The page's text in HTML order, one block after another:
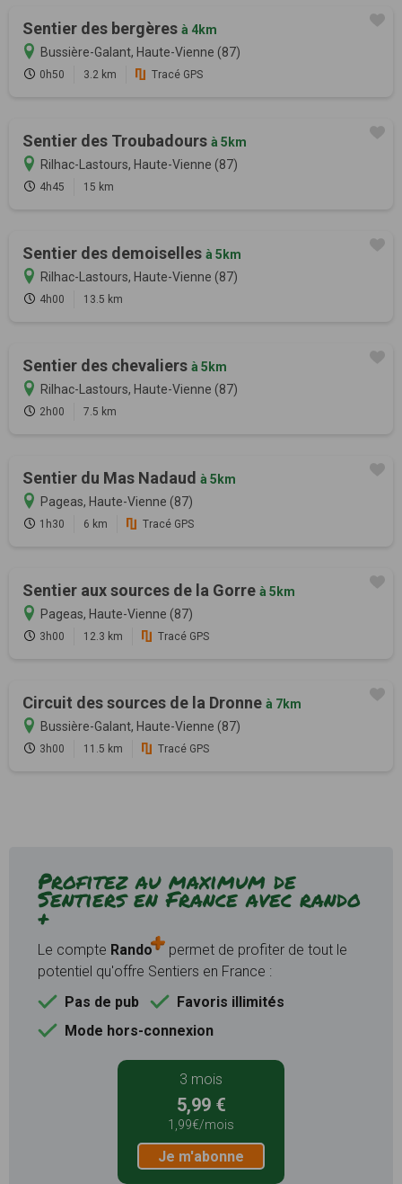
Sentier des bergères à 4km
Bussière-Galant, Haute-Vienne (87)
0h50 3.2 km Tracé GPS
Sentier des Troubadours à 5km
Rilhac-Lastours, Haute-Vienne (87)
4h45 15 km
Sentier des demoiselles à 5km
Rilhac-Lastours, Haute-Vienne (87)
4h00 13.5 km
Sentier des chevaliers à 5km
Rilhac-Lastours, Haute-Vienne (87)
2h00 7.5 km
Sentier du Mas Nadaud à 5km
Pageas, Haute-Vienne (87)
1h30 6 km Tracé GPS
Sentier aux sources de la Gorre à 5km
Pageas, Haute-Vienne (87)
3h00 12.3 km Tracé GPS
Circuit des sources de la Dronne à 7km
Bussière-Galant, Haute-Vienne (87)
3h00 11.5 km Tracé GPS
Profitez au maximum de
Sentiers en France avec rando
+
Le compte Rando
permet de profiter de tout le
potentiel qu'offre Sentiers en France :
Pas de pub
Favoris illimités
Mode hors-connexion
3 mois
5,99 €
1,99€/mois
Je m'abonne